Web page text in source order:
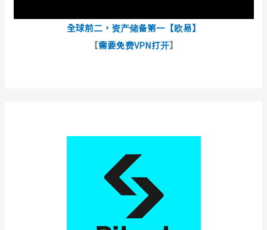
全球前二，资产储备第一【欧易】
【需要免费VPN打开】